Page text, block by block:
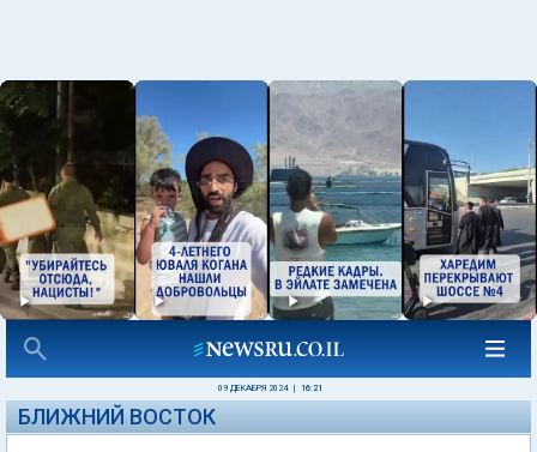
09 ДЕКАБРЯ 2024 16:21
БЛИЖНИЙ ВОСТОК